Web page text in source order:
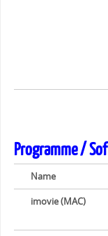
Programme /
Name
imovie (MAC)